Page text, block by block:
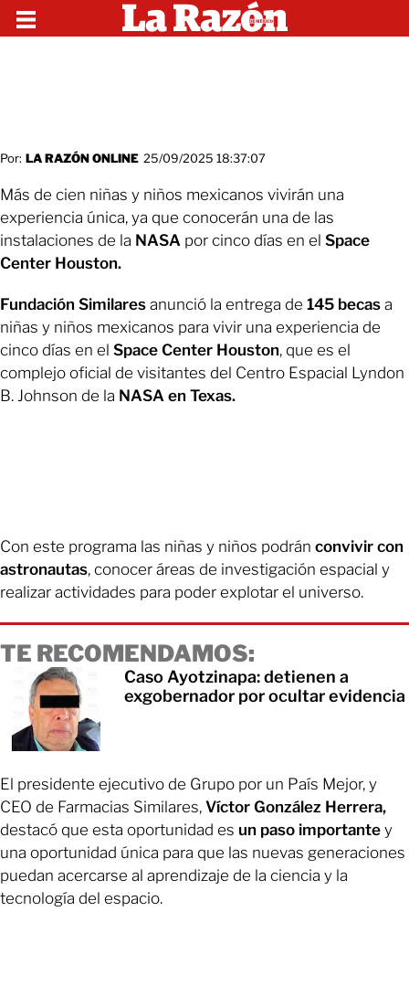
Por: LA RAZÓN ONLINE 25/09/2025 18:37:07
Más de cien niñas y niños mexicanos vivirán una
experiencia única, ya que conocerán una de las
instalaciones de la NASA por cinco días en el Space
Center Houston.
Fundación Similares anunció la entrega de 145 becas a
niñas y niños mexicanos para vivir una experiencia de
cinco días en el Space Center Houston, que es el
complejo oficial de visitantes del Centro Espacial Lyndon
B. Johnson de la NASA en Texas.
Con este programa las niñas y niños podrán convivir con
astronautas, conocer áreas de investigación espacial y
realizar actividades para poder explotar el universo.
TE RECOMENDAMOS:
Caso Ayotzinapa: detienen a
exgobernador por ocultar evidencia
El presidente ejecutivo de Grupo por un País Mejor, y
CEO de Farmacias Similares, Víctor González Herrera,
destacó que esta oportunidad es un paso importante y
una oportunidad única para que las nuevas generaciones
puedan acercarse al aprendizaje de la ciencia y la
tecnología del espacio.